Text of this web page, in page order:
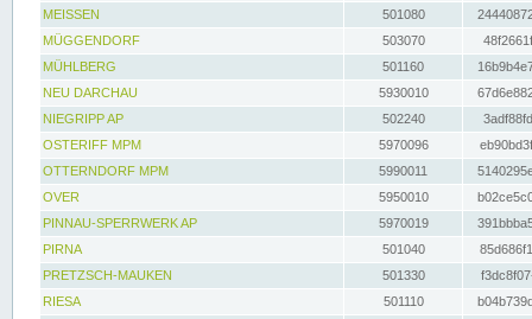
MEISSEN
501080
MÜGGENDORF
503070
MÜHLBERG
501160
NEU DARCHAU
5930010
NIEGRIPP AP
502240
OSTERIFF MPM
5970096
OTTERNDORF MPM
5990011
OVER
5950010
PINNAU-SPERRWERK AP
5970019
PIRNA
501040
PRETZSCH-MAUKEN
501330
RIESA
501110